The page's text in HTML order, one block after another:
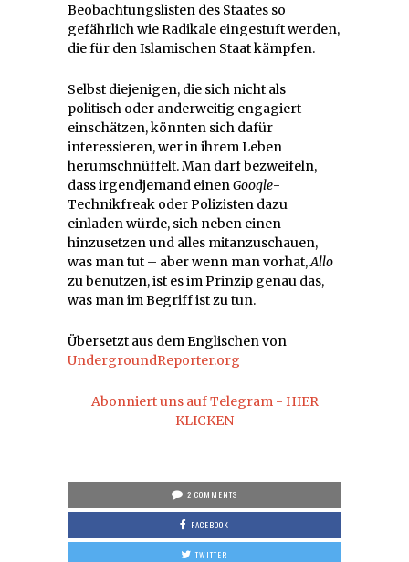
Beobachtungslisten des Staates so
gefährlich wie Radikale eingestuft werden,
die für den Islamischen Staat kämpfen.
Selbst diejenigen, die sich nicht als
politisch oder anderweitig engagiert
einschätzen, könnten sich dafür
interessieren, wer in ihrem Leben
herumschnüffelt. Man darf bezweifeln,
dass irgendjemand einen Google-
Technikfreak oder Polizisten dazu
einladen würde, sich neben einen
hinzusetzen und alles mitanzuschauen,
was man tut – aber wenn man vorhat,Allo
zu benutzen, ist es im Prinzip genau das,
was man im Begriff ist zu tun.
Übersetzt aus dem Englischen von
UndergroundReporter.org
Abonniert uns auf Telegram - HIER
KLICKEN
2 COMMENTS
FACEBOOK
TWITTER